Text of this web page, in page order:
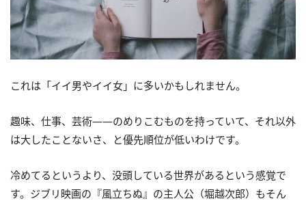
これは「イイ男やイイ女」に多いかもしれません。
趣味、仕事、芸術――のめりこむものを持っていて、それ以外
は大したことないさ、と優先順位が低いわけです。
冷めてるというより、没頭している世界があるという感覚で
す。ジブリ映画の『風立ちぬ』の主人公（堀越次郎）もそん